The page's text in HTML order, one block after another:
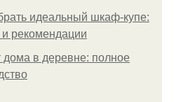
идеальный шкаф-купе:
рекомендации
дома в деревне: полное